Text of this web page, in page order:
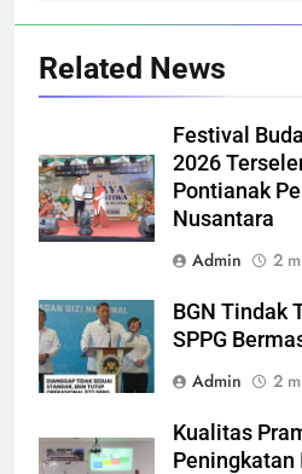
Related News
Festival
2026
Pontianak
Nusantara
Admin
2
BGN Tindak
SPPG
Admin
2
Kualitas
Peningkatan